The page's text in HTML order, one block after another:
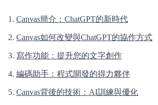
Canvas簡介：ChatGPT的新時代
Canvas如何改變與ChatGPT的協作方式
寫作功能：提升您的文字創作
編碼助手：程式開發的得力夥伴
Canvas背後的技術：AI訓練與優化